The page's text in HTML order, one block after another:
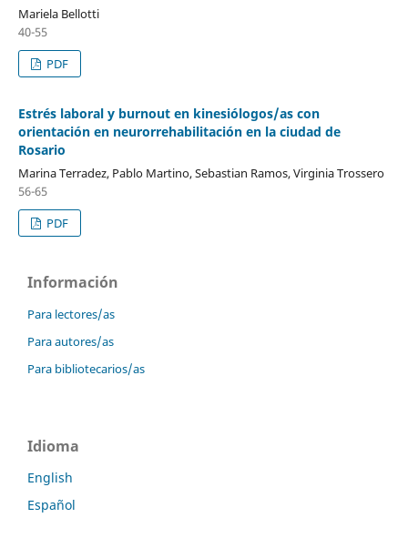
Mariela Bellotti
40-55
PDF
Estrés laboral y burnout en kinesiólogos/as con
orientación en neurorrehabilitación en la ciudad de
Rosario
Marina Terradez, Pablo Martino, Sebastian Ramos, Virginia Trossero
56-65
PDF
Información
Para lectores/as
Para autores/as
Para bibliotecarios/as
Idioma
English
Español